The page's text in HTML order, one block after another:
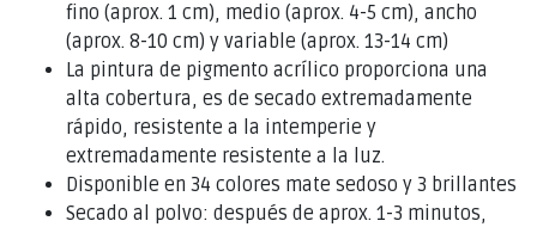
fino (aprox. 1 cm), medio (aprox. 4-5 cm), ancho
(aprox. 8-10 cm) y variable (aprox. 13-14 cm)
La pintura de pigmento acrílico proporciona una
alta cobertura, es de secado extremadamente
rápido, resistente a la intemperie y
extremadamente resistente a la luz.
Disponible en 34 colores mate sedoso y 3 brillantes
Secado al polvo: después de aprox. 1-3 minutos,